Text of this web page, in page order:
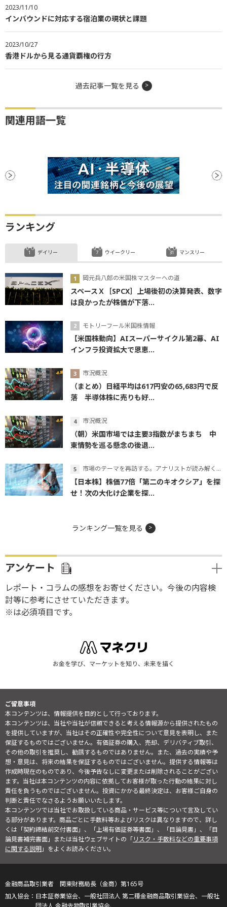
2023/11/10
インバウンドに対応する宿泊業の現状と課題
2023/10/27
香港ドルから見る通貨覇権の行方
過去記事一覧を見る
関連用語一覧
ランキング
デイリー
岡元兵八郎の米国株マスターへの道
スペースＸ［SPCX］上場後初の決算発表、数字
は良かったが株価が下落...
モトリーフール米国株情報
【米国株動向】AIスーパーサイクル第2幕、AI
インフラ投資拡大で恩恵...
市況概況
（まとめ）日経平均は617円安の65,683円で反
落 半導体株に売りも好...
市況概況
（朝）米国市場では主要3指数がまちまち 中
東情勢を巡る懸念の後退...
市場のテーマを再訪する。アナリストが読み解くテーマの本質
【日本株】株価77倍「第二のキオクシア」を探
せ！次の大化け企業を探...
ウイークリー マンスリー
ランキング一覧を見る
アンケート
レポート・コラムの感想をお寄せください。今後の内容検
討等に参考にさせていただきます。
※は必須項目です。
お金を学び、マーケットを知り、未来を描く
ご留意事項
本コンテンツは、情報提供を目的として行っております。
本コンテンツは、当社や当社が信頼できると考える情報源から提供されたもの
を提供していますが、当社はその正確性や完全性について意見を表明し、また
保証するものではございません。有価証券の購入、売却、デリバティブ取引、
その他の取引を推奨し、勧誘するものではありません。また、過去の実績や予
想・意見は、将来の結果を保証するものではございません。提供する情報等は
作成時現在のものであり、今後予告なしに変更または削除されることがござい
ます。当社は本コンテンツの内容に依拠してお客様が取った行動の結果に対し
責任を負うものではございません。投資にかかる最終決定は、お客様ご自身の
判断と責任でなさるようお願いいたします。
本コンテンツでは当社でお取扱している商品・サービス等について言及してい
る部分があります。商品ごとに手数料等およびリスクは異なりますので、詳し
くは「契約締結前交付書面」、「上場有価証券等書面」、「目論見書」、「目
論見書補完書面」または当社ウェブサイトの「リスク・手数料などの重要事項
に関する説明」をよくお読みください。
金融商品取引業者 関東財務局長（金商）第165号
日本証券業協会、一般社団法人 第二種金融商品取引業協会、一般社